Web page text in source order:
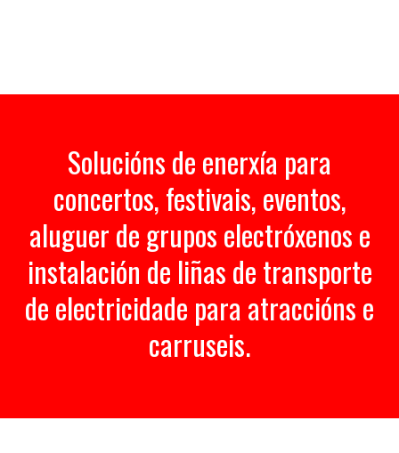
Solucións de enerxía para
concertos, festivais, eventos,
aluguer de grupos electróxenos e
instalación de liñas de transporte
de electricidade para atraccións e
carruseis.